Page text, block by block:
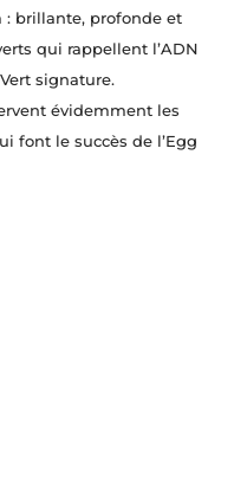
: brillante, profonde et
qui rappellent l’ADN
signature.
évidemment les
font le succès de l’Egg